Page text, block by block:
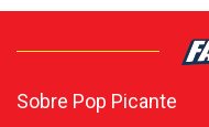
Sobre Pop Picante